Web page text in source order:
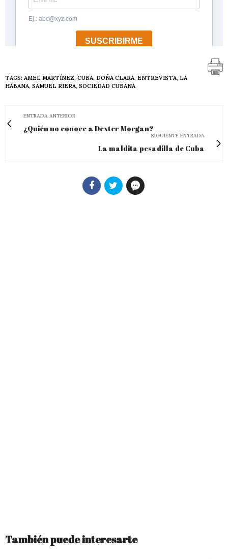
TAGS: AMEL MARTÍNEZ, CUBA, DOÑA CLARA, ENTREVISTA, LA
HABANA, SAMUEL RIERA, SOCIEDAD CUBANA
ENTRADA ANTERIOR
¿Quién no conoce a Dexter Morgan?
SIGUIENTE ENTRADA
La maldita pesadilla de Cuba
También puede interesarte